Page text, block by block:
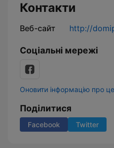
Контакти
Веб-сайт http://
Соціальні мережі
Оновити інформацію про
Поділитися
Facebook Twitter